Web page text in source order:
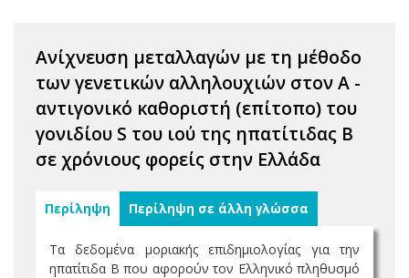
Ανίχνευση μεταλλαγών με τη μέθοδο
των γενετικών αλληλουχιών στον Α -
αντιγονικό καθοριστή (επίτοπο) του
γονιδίου S του ιού της ηπατίτιδας Β
σε χρόνιους φορείς στην Ελλάδα
Περίληψη Περίληψη σε άλλη γλώσσα
Τα δεδομένα μοριακής επιδημιολογίας για την
ηπατίτιδα Β που αφορούν τον Ελληνικό πληθυσμό